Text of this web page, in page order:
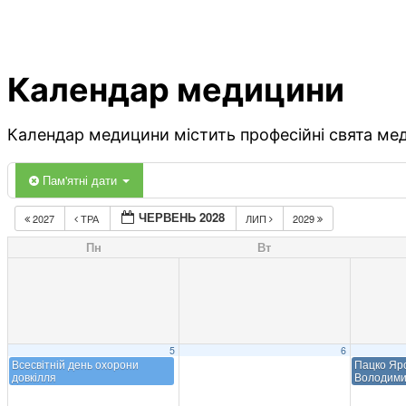
Календар медицини
Календар медицини містить професійні свята
Пам'ятні дати
2027 ТРА ЧЕРВЕНЬ 2028 ЛИП 2029
Пн Вт
5
Всесвітній день охорони
довкілля
6
Пацко